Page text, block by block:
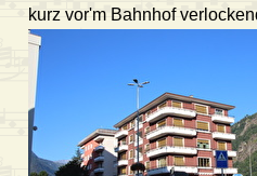
kurz vor'm Bahnhof